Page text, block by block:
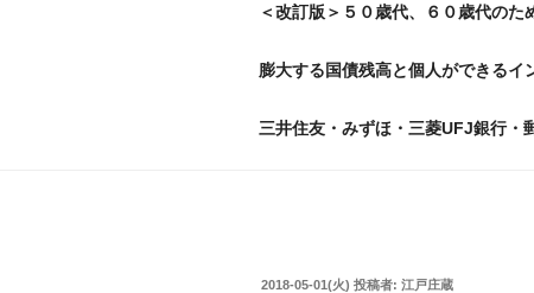
＜改訂版＞５０歳代、６０歳代のた
膨大する国債残高と個人ができるイ
三井住友・みずほ・三菱UFJ銀行・
投
2018-05-01(火) 投稿者: 江戸庄蔵